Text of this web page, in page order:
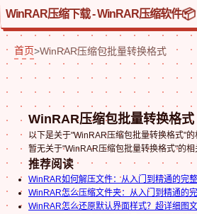
WinRAR压缩下载 - WinRAR压缩软件
首页>WinRAR压缩包批量转换格式
WinRAR压缩包批量转换格式
以下是关于"WinRAR压缩包批量转换格式"的
暂无关于"WinRAR压缩包批量转换格式"的相
推荐阅读
WinRAR如何解压文件：从入门到精通的完
WinRAR怎么压缩文件夹：从入门到精通的
WinRAR怎么还原默认界面样式？超详细图